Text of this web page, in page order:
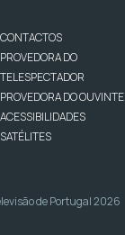
CONTACTOS
PROVEDORA DO
TELESPECTADOR
PROVEDORA DO OUVINTE
ACESSIBILIDADES
SATÉLITES
de Portugal 2026